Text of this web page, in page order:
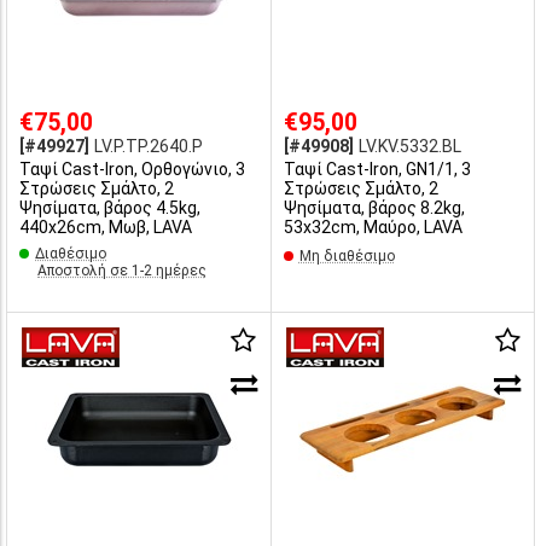
€75,00
[#49927]
LV.P.TP.2640.P
Ταψί Cast-Iron, Oρθογώνιο, 3
Στρώσεις Σμάλτο, 2
Ψησίματα, βάρος 4.5kg,
440x26cm, Μωβ, LAVA
Διαθέσιμο
Αποστολή σε 1-2 ημέρες
€95,00
[#49908]
LV.KV.5332.BL
Ταψί Cast-Iron, GN1/1, 3
Στρώσεις Σμάλτο, 2
Ψησίματα, βάρος 8.2kg,
53x32cm, Μαύρο, LAVA
Μη διαθέσιμο